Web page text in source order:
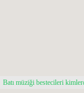
Batı müziği bestecileri